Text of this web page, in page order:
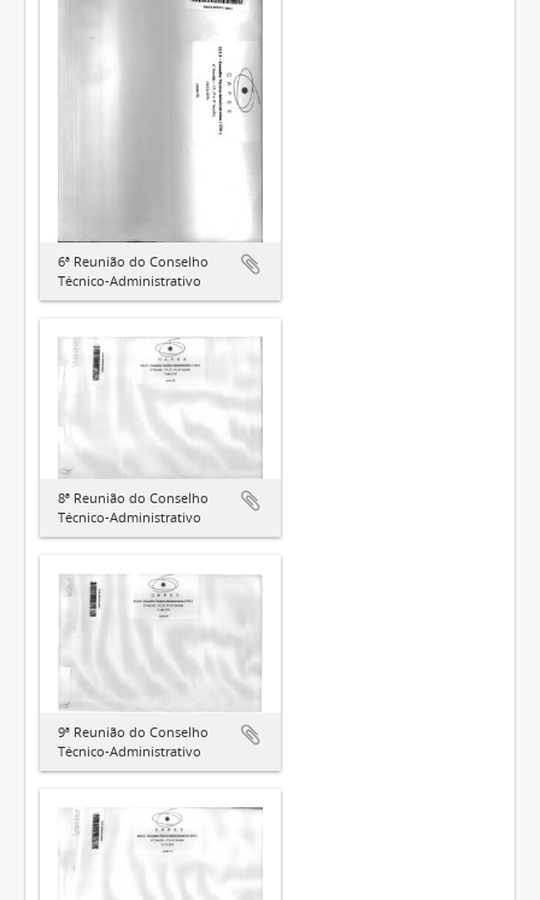
6ª Reunião do Conselho
Técnico-Administrativo
8ª Reunião do Conselho
Técnico-Administrativo
9ª Reunião do Conselho
Técnico-Administrativo